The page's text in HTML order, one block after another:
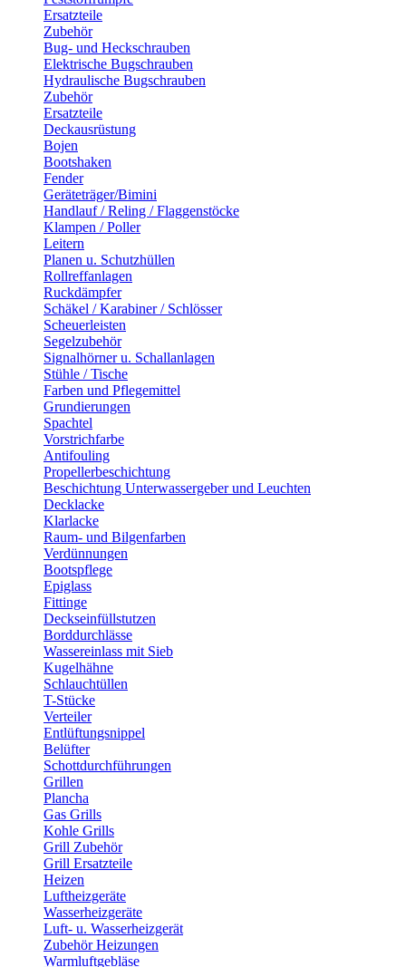
Ersatzteile
Zubehör
Bug- und Heckschrauben
Elektrische Bugschrauben
Hydraulische Bugschrauben
Zubehör
Ersatzteile
Deckausrüstung
Bojen
Bootshaken
Fender
Geräteträger/Bimini
Handlauf / Reling / Flaggenstöcke
Klampen / Poller
Leitern
Planen u. Schutzhüllen
Rollreffanlagen
Ruckdämpfer
Schäkel / Karabiner / Schlösser
Scheuerleisten
Segelzubehör
Signalhörner u. Schallanlagen
Stühle / Tische
Farben und Pflegemittel
Grundierungen
Spachtel
Vorstrichfarbe
Antifouling
Propellerbeschichtung
Beschichtung Unterwassergeber und Leuchten
Decklacke
Klarlacke
Raum- und Bilgenfarben
Verdünnungen
Bootspflege
Epiglass
Fittinge
Deckseinfüllstutzen
Borddurchlässe
Wassereinlass mit Sieb
Kugelhähne
Schlauchtüllen
T-Stücke
Verteiler
Entlüftungsnippel
Belüfter
Schottdurchführungen
Grillen
Plancha
Gas Grills
Kohle Grills
Grill Zubehör
Grill Ersatzteile
Heizen
Luftheizgeräte
Wasserheizgeräte
Luft- u. Wasserheizgerät
Zubehör Heizungen
Warmluftgebläse